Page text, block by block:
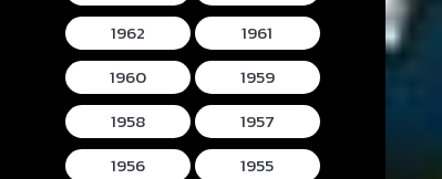
1962
1961
1960
1959
1958
1957
1956
1955